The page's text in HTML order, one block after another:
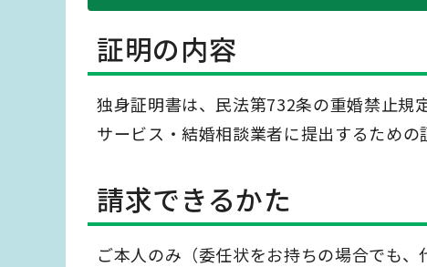
証明の内容
独身証明書は、民法第732条の重婚禁止規
サービス・結婚相談業者に提出するための
請求できるかた
ご本人のみ（委任状をお持ちの場合でも、